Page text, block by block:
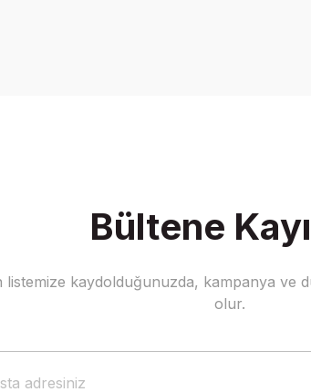
Gönder
Bültene
listemize kaydolduğunuzda, kampanya ve
olur.